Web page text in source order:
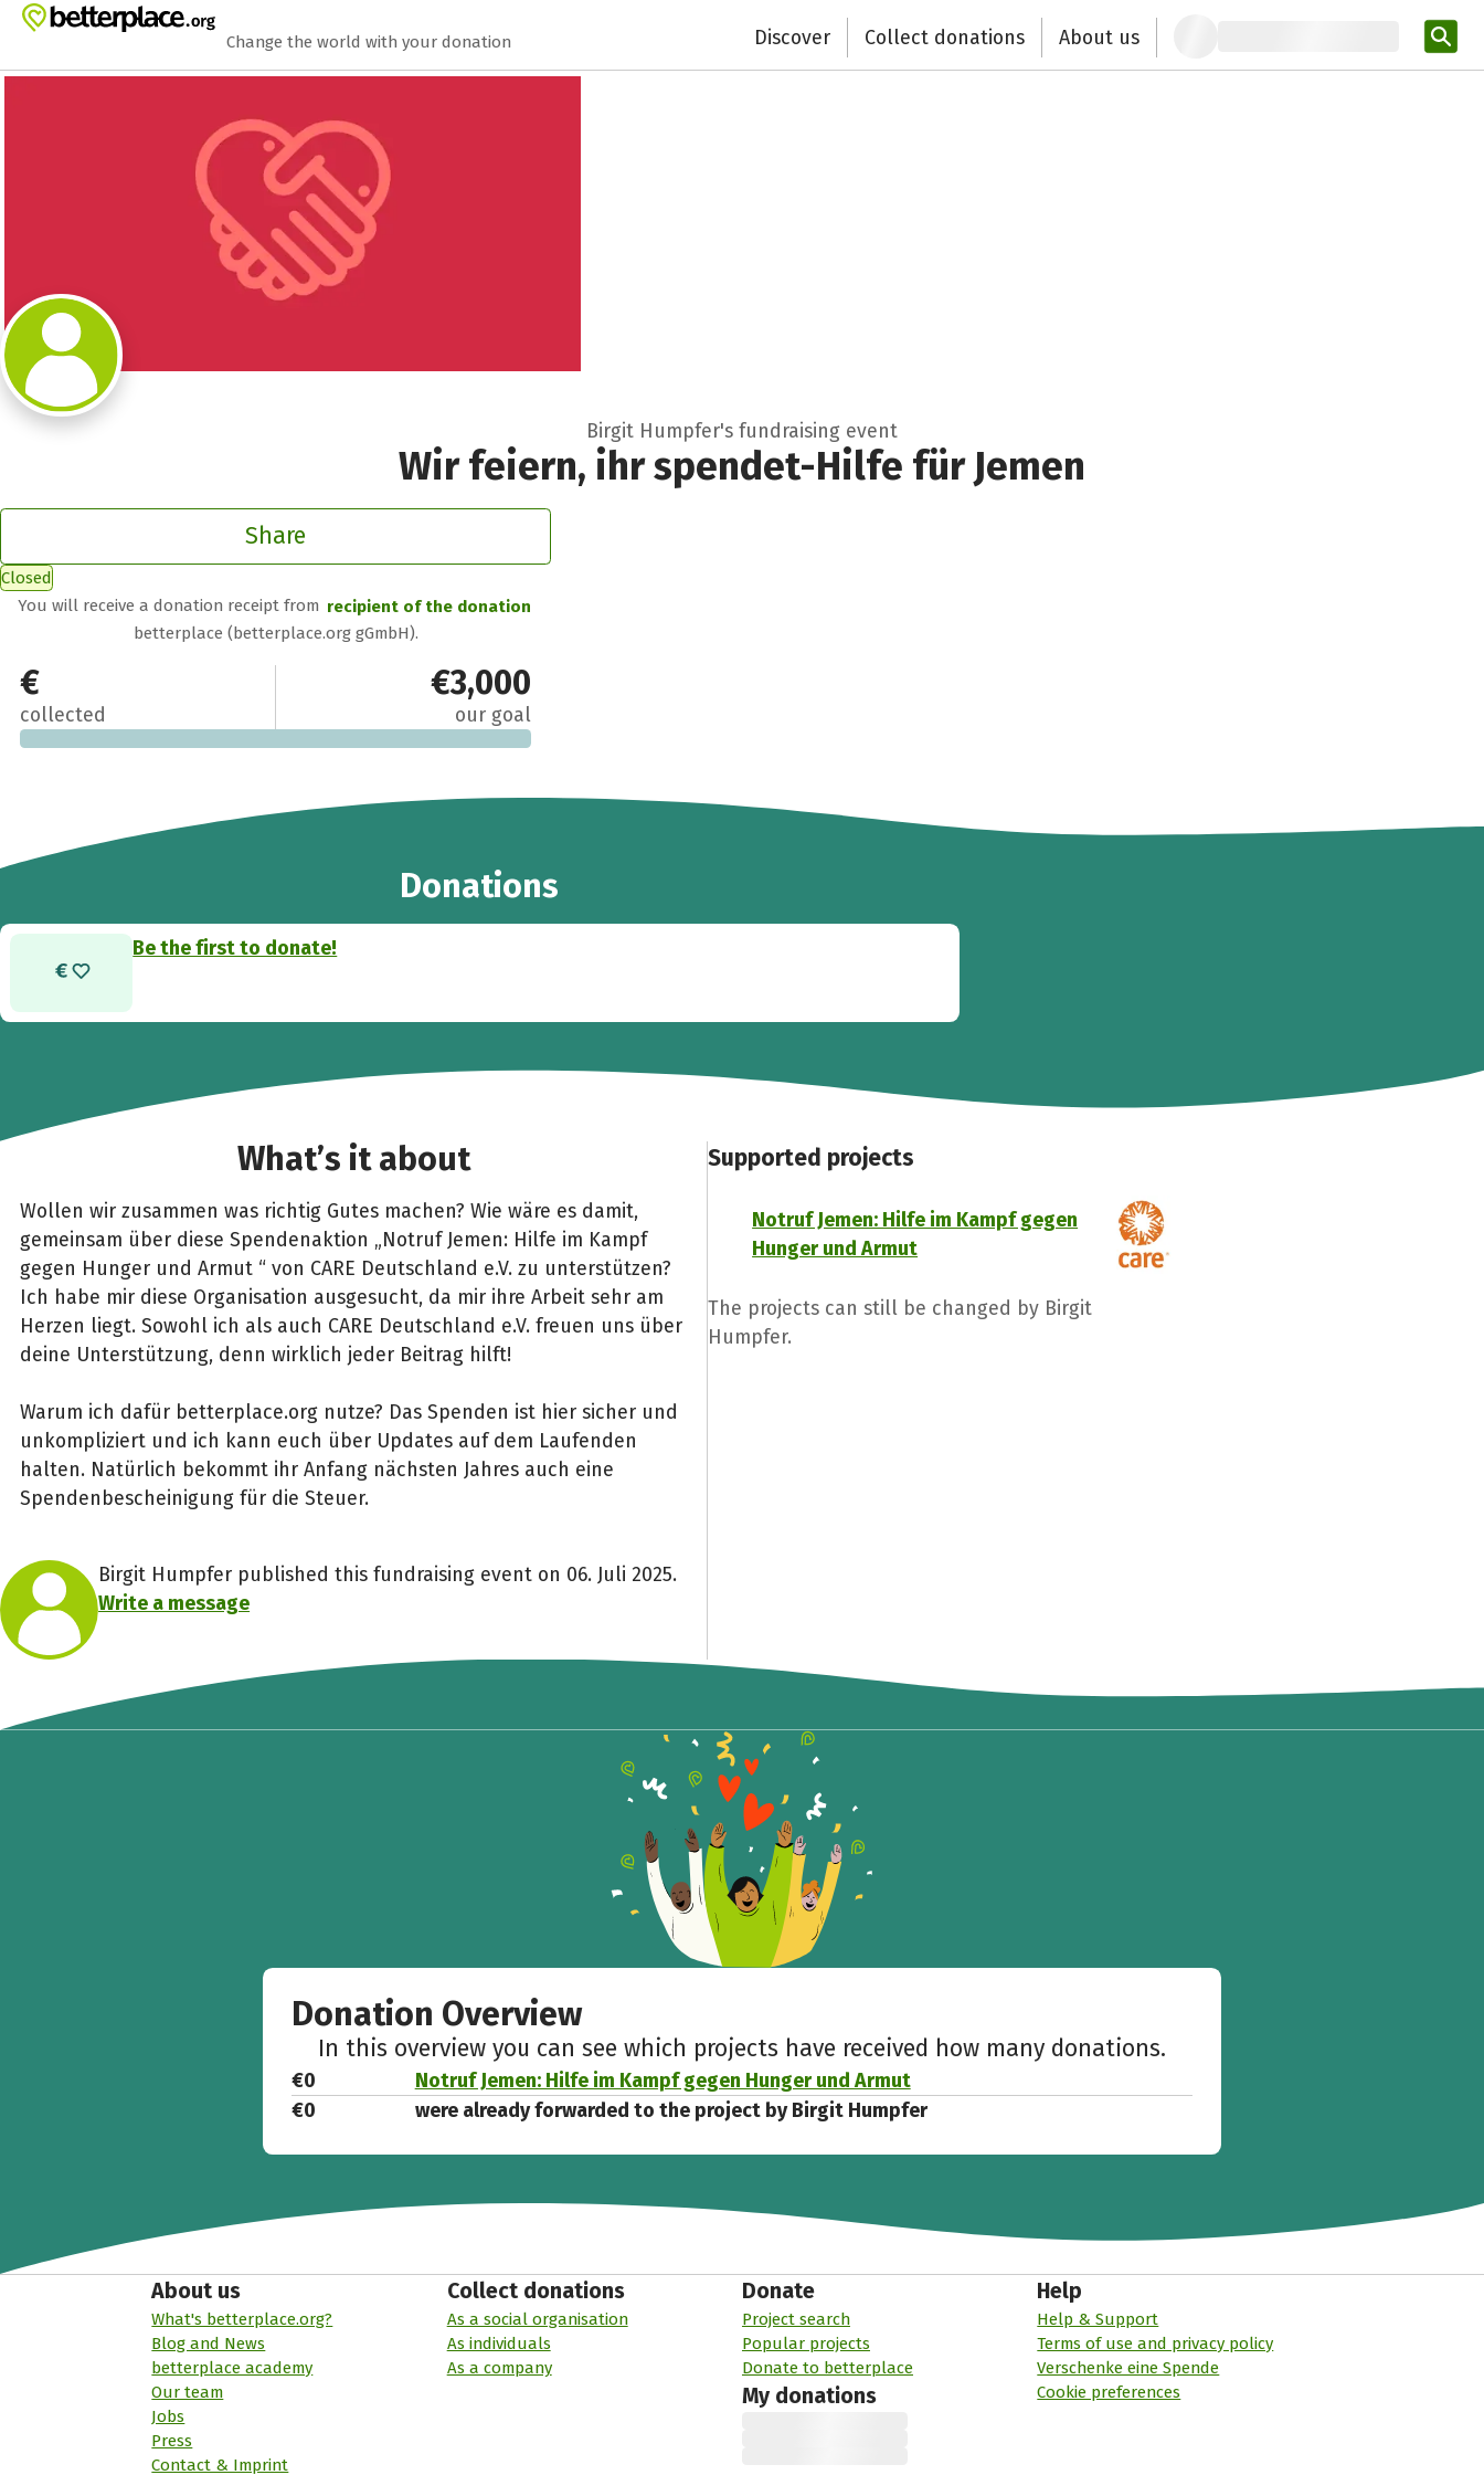
Zum Hauptinhalt springen
Erklärung zur Barrierefreiheit anzeigen
Change the world with your donation Discover Collect donations About us
Birgit Humpfer's fundraising event
Wir feiern, ihr spendet-Hilfe für Jemen
Share
Closed
You will receive a donation receipt from recipient of the donation
betterplace (betterplace.org gGmbH).
Close
€0
collected
€3,000
our goal
Donations
Be the first to donate!
What’s it about
Wollen wir zusammen was richtig Gutes machen? Wie wäre es damit,
gemeinsam über diese Spendenaktion „Notruf Jemen: Hilfe im Kampf
gegen Hunger und Armut “ von CARE Deutschland e.V. zu unterstützen?
Ich habe mir diese Organisation ausgesucht, da mir ihre Arbeit sehr am
Herzen liegt. Sowohl ich als auch CARE Deutschland e.V. freuen uns über
deine Unterstützung, denn wirklich jeder Beitrag hilft!
Warum ich dafür betterplace.org nutze? Das Spenden ist hier sicher und
unkompliziert und ich kann euch über Updates auf dem Laufenden
halten. Natürlich bekommt ihr Anfang nächsten Jahres auch eine
Spendenbescheinigung für die Steuer.
Birgit Humpfer published this fundraising event on 06. Juli 2025.
Write a message
Supported projects
Notruf Jemen: Hilfe im Kampf gegen
Hunger und Armut
The projects can still be changed by Birgit
Humpfer.
Donation Overview
In this overview you can see which projects have received how many donations.
€0
Notruf Jemen: Hilfe im Kampf gegen Hunger und Armut
€0
were already forwarded to the project by Birgit Humpfer
About us
What's betterplace.org?
Blog and News
betterplace academy
Our team
Jobs
Press
Contact & Imprint
Collect donations
As a social organisation
As individuals
As a company
Donate
Project search
Popular projects
Donate to betterplace
My donations
Help
Help & Support
Terms of use and privacy policy
Verschenke eine Spende
Cookie preferences